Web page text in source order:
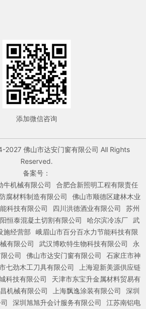
添加微信咨询
佛山市达安门窗有限公司 All Rights
Reserved.
备案号：
牛机械有限公司
合肥合新照明工程有限责任
腐材料制造有限公司
佛山市顺德区建林木业
科技有限公司 四川洪德酒业有限公司
苏州
恒泰混凝土切割有限公司 哈尔滨冷冻厂 武
施经营部
峨眉山市百分百水力节能科技有限
有限公司 武汉博欧特生物科技有限公司
永
公司
佛山市达安门窗有限公司
石家庄市神
七劲木工刀具有限公司
上海迎新美源供应链
科技有限公司
天津市东宝升金属材料贸易有
机械有限公司 上海飘逸涂装有限公司
深圳
深圳旭旭升会计服务有限公司 江苏南铝电